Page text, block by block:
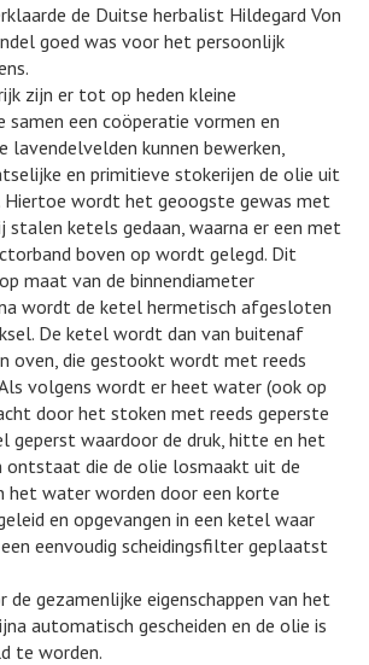
de Duitse herbalist Hildegard Von
goed was voor het persoonlijk
zijn er tot op heden kleine
samen een coöperatie vormen en
lavendelvelden kunnen bewerken,
en primitieve stokerijen de olie uit
Hiertoe wordt het geoogste gewas met
stalen ketels gedaan, waarna er een met
boven op wordt gelegd. Dit
maat van de binnendiameter
wordt de ketel hermetisch afgesloten
De ketel wordt dan van buitenaf
oven, die gestookt wordt met reeds
volgens wordt er heet water (ook op
door het stoken met reeds geperste
geperst waardoor de druk, hitte en het
die de olie losmaakt uit de
het water worden door een korte
en opgevangen in een ketel waar
eenvoudig scheidingsfilter geplaatst
gezamenlijke eigenschappen van het
automatisch gescheiden en de olie is
te worden.